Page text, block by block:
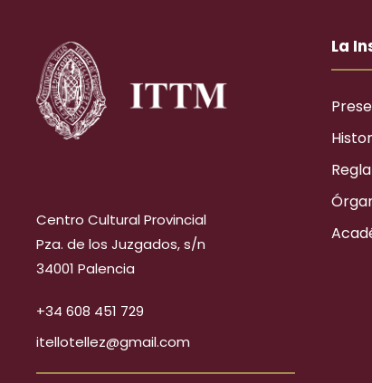
Centro Cultural Provincial
Pza. de los Juzgados, s/n
34001 Palencia
+34 608 451 729
itellotellez@gmail.com
La